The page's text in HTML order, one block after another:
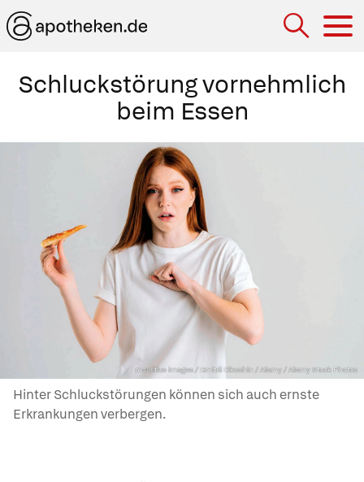
Schluckstörung vornehmlich
beim Essen
mauritius images / Dmitrii Dikushin / Alamy / Alamy Stock Photos
Hinter Schluckstörungen können sich auch ernste
Erkrankungen verbergen.